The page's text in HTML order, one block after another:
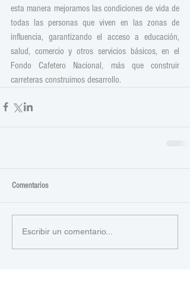
esta manera mejoramos las condiciones de vida de
todas las personas que viven en las zonas de
influencia, garantizando el acceso a educación,
salud, comercio y otros servicios básicos, en el
Fondo Cafetero Nacional, más que construir
carreteras construimos desarrollo.
Comentarios
Escribir un comentario...